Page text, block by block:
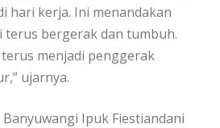
hari kerja. Ini menandakan
terus bergerak dan tumbuh.
menjadi penggerak
ujarnya.
Ipuk Fiestiandani